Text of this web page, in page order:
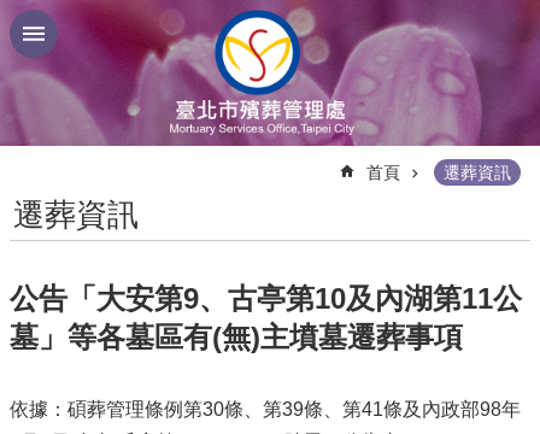
跳到主要內容區塊
首頁 遷葬資訊
遷葬資訊
公告「大安第9、古亭第10及內湖第11公
墓」等各墓區有(無)主墳墓遷葬事項
依據：碩葬管理條例第30條、第39條、第41條及內政部98年